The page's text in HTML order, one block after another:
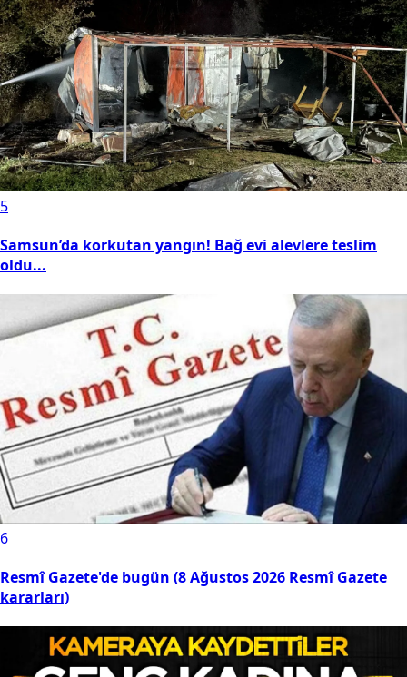
5
Samsun’da korkutan yangın! Bağ evi alevlere teslim
oldu...
6
Resmî Gazete'de bugün (8 Ağustos 2026 Resmî Gazete
kararları)